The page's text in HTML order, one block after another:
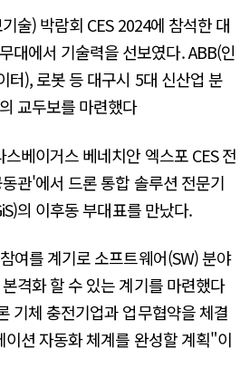
술) 박람회 CES 2024에 참석한 대
대에서 기술력을 선보였다. ABB(인
터), 로봇 등 대구시 5대 신산업 분
교두보를 마련했다
베이거스 베네치안 엑스포 CES 전
관'에서 드론 통합 솔루션 전문기
의 이후동 부대표를 만났다.
여를 계기로 소프트웨어(SW) 분야
격화 할 수 있는 계기를 마련했다
기체 충전기업과 업무협약을 체결
이션 자동화 체계를 완성할 계획"이